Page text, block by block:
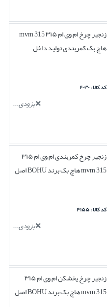
زنجیر چرخ ام وی ام ۳۱۵ mvm 315
هاچ بک کمربندی تولید داخل
کد کالا : ۴۰۳۰
بزودی...
زنجیر چرخ کمربندی ام وی ام ۳۱۵
mvm 315 هاچ بک برند BOHU اصل
کد کالا : ۴۱۵۵
بزودی...
زنجیر چرخ یخشکن ام وی ام ۳۱۵
mvm 315 هاچ بک برند BOHU اصل